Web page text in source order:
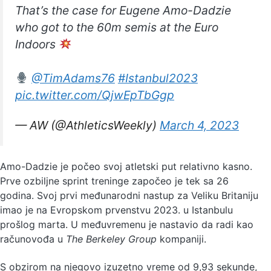
That’s the case for Eugene Amo-Dadzie
who got to the 60m semis at the Euro
Indoors
@TimAdams76 #Istanbul2023
pic.twitter.com/QjwEpTbGgp
— AW (@AthleticsWeekly) March 4, 2023
Amo-Dadzie je počeo svoj atletski put relativno kasno.
Prve ozbiljne sprint treninge započeo je tek sa 26
godina. Svoj prvi međunarodni nastup za Veliku Britaniju
imao je na Evropskom prvenstvu 2023. u Istanbulu
prošlog marta. U međuvremenu je nastavio da radi kao
računovođa u The Berkeley Group kompaniji.
S obzirom na njegovo izuzetno vreme od 9,93 sekunde,